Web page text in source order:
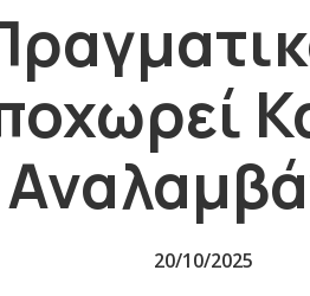
20/10/2025